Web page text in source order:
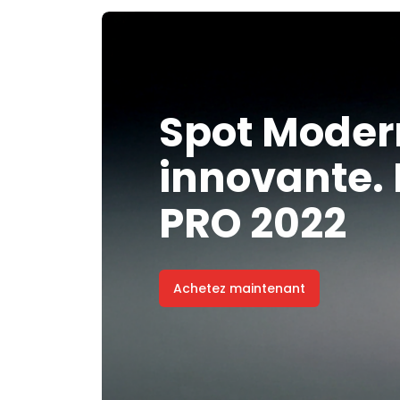
Spot
innovante.
PRO 2022
Achetez maintenant
Spot
innovante.
PRO 2022
Achetez maintenant
Spot
innovante.
PRO 2022
Achetez maintenant